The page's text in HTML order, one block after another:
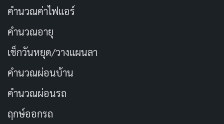
คำนวณค่าไฟแอร์
คำนวณอายุ
เช็กวันหยุด/วางแผนลา
คำนวณผ่อนบ้าน
คำนวณผ่อนรถ
ฤกษ์ออกรถ